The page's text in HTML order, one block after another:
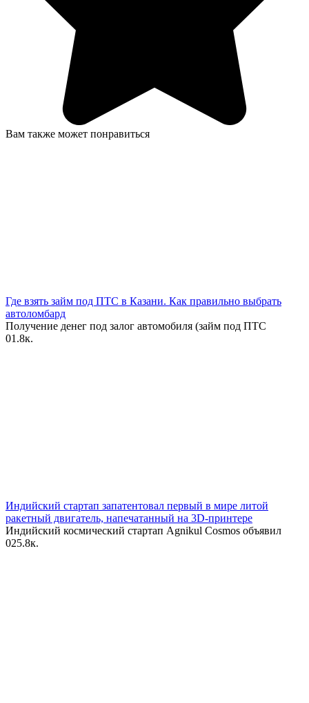
Вам также может понравиться
Где взять займ под ПТС в Казани. Как правильно выбрать
автоломбард
Получение денег под залог автомобиля (займ под ПТС
01.8к.
Индийский стартап запатентовал первый в мире литой
ракетный двигатель, напечатанный на 3D-принтере
Индийский космический стартап Agnikul Cosmos объявил
025.8к.